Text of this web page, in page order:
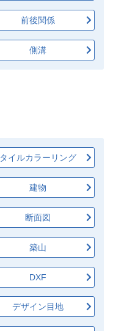
前後関係
側溝
タイルカラーリング
建物
断面図
築山
DXF
デザイン目地